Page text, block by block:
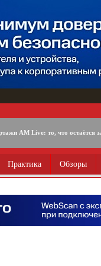
AM Live: то, что остаётся
Практика Обзоры